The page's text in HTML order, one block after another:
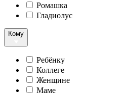
Ромашка
Гладиолус
Кому
Ребёнку
Коллеге
Женщине
Маме